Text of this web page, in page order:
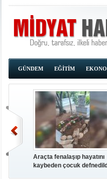
GÜNDEM
EĞİTİM
Araçta fenalaşıp hayatını
kaybeden çocuk
-